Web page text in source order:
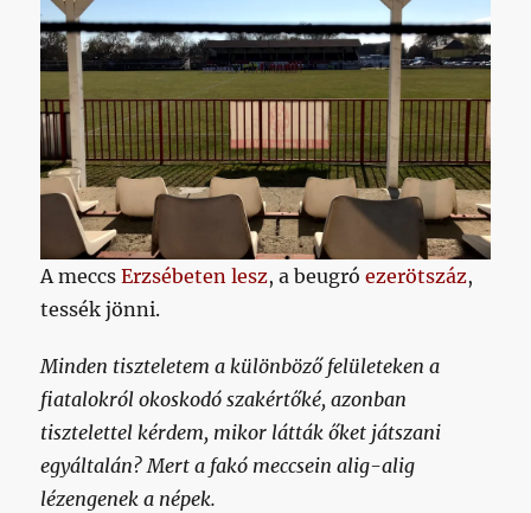
A meccsErzsébeten lesz, a beugróezerötszáz,
tessék jönni.
Minden tiszteletem a különböző felületeken a
fiatalokról okoskodó szakértőké, azonban
tisztelettel kérdem, mikor látták őket játszani
egyáltalán? Mert a fakó meccsein alig-alig
lézengenek a népek.